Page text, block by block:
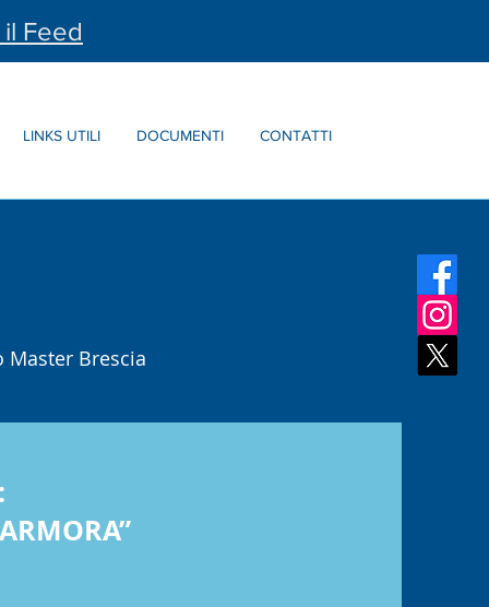
Feed
LINKS UTILI DOCUMENTI CONTATTI
Brescia